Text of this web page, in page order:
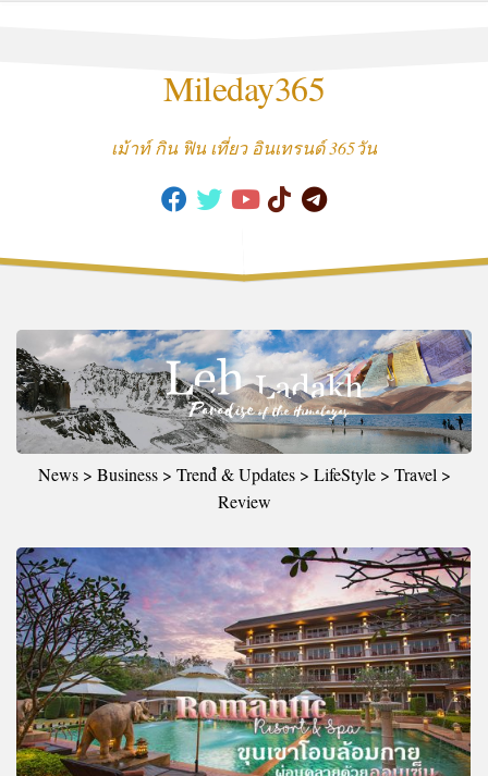
Mileday365
เม้าท์ กิน ฟิน เที่ยว อินเทรนด์ 365วัน
News > Business > Trendํ & Updates > LifeStyle > Travel >
Review